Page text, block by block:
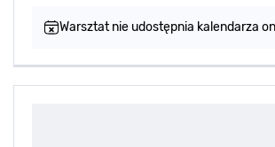
Warsztat nie udostępnia kalendarza